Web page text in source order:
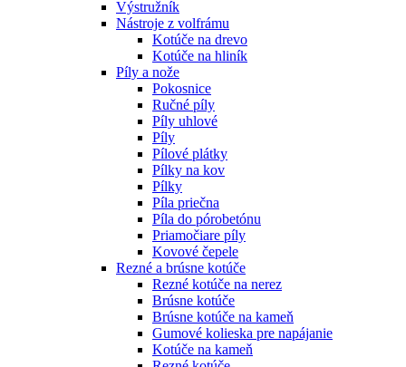
Výstružník
Nástroje z volfrámu
Kotúče na drevo
Kotúče na hliník
Píly a nože
Pokosnice
Ručné píly
Píly uhlové
Píly
Pílové plátky
Pílky na kov
Pílky
Píla priečna
Píla do pórobetónu
Priamočiare píly
Kovové čepele
Rezné a brúsne kotúče
Rezné kotúče na nerez
Brúsne kotúče
Brúsne kotúče na kameň
Gumové kolieska pre napájanie
Kotúče na kameň